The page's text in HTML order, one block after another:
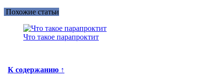
Похожие статьи
Что такое парапроктит
К содержанию ↑